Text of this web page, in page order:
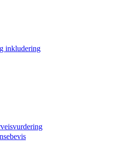
inkludering